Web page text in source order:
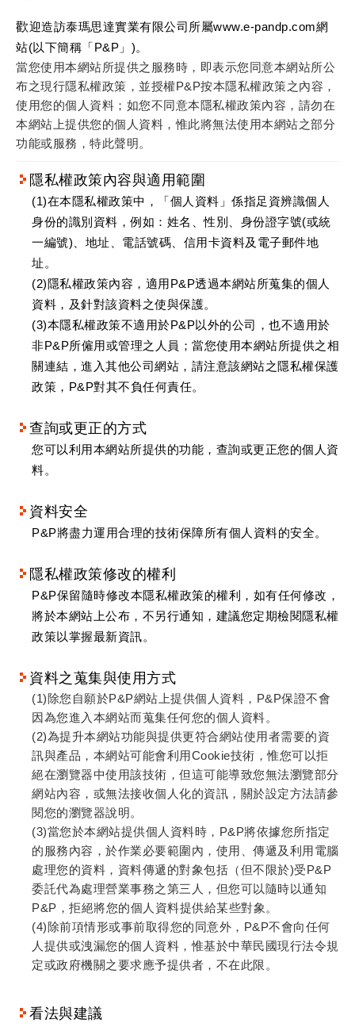
歡迎造訪泰瑪思達實業有限公司所屬www.e-pandp.com網
站(以下簡稱「P&P」)。
當您使用本網站所提供之服務時，即表示您同意本網站所公
布之現行隱私權政策，並授權P&P按本隱私權政策之內容，
使用您的個人資料；如您不同意本隱私權政策內容，請勿在
本網站上提供您的個人資料，惟此將無法使用本網站之部分
功能或服務，特此聲明。
隱私權政策內容與適用範圍
(1)在本隱私權政策中，「個人資料」係指足資辨識個人
身份的識別資料，例如：姓名、性別、身份證字號(或統
一編號)、地址、電話號碼、信用卡資料及電子郵件地
址。
(2)隱私權政策內容，適用P&P透過本網站所蒐集的個人
資料，及針對該資料之使與保護。
(3)本隱私權政策不適用於P&P以外的公司，也不適用於
非P&P所僱用或管理之人員；當您使用本網站所提供之相
關連結，進入其他公司網站，請注意該網站之隱私權保護
政策，P&P對其不負任何責任。
查詢或更正的方式
您可以利用本網站所提供的功能，查詢或更正您的個人資
料。
資料安全
P&P將盡力運用合理的技術保障所有個人資料的安全。
隱私權政策修改的權利
P&P保留隨時修改本隱私權政策的權利，如有任何修改，
將於本網站上公布，不另行通知，建議您定期檢閱隱私權
政策以掌握最新資訊。
資料之蒐集與使用方式
(1)除您自願於P&P網站上提供個人資料，P&P保證不會
因為您進入本網站而蒐集任何您的個人資料。
(2)為提升本網站功能與提供更符合網站使用者需要的資
訊與產品，本網站可能會利用Cookie技術，惟您可以拒
絕在瀏覽器中使用該技術，但這可能導致您無法瀏覽部分
網站內容，或無法接收個人化的資訊，關於設定方法請參
閱您的瀏覽器說明。
(3)當您於本網站提供個人資料時，P&P將依據您所指定
的服務內容，於作業必要範圍內，使用、傳遞及利用電腦
處理您的資料，資料傳遞的對象包括（但不限於)受P&P
委託代為處理營業事務之第三人，但您可以隨時以通知
P&P，拒絕將您的個人資料提供給某些對象。
(4)除前項情形或事前取得您的同意外，P&P不會向任何
人提供或洩漏您的個人資料，惟基於中華民國現行法令規
定或政府機關之要求應予提供者，不在此限。
看法與建議